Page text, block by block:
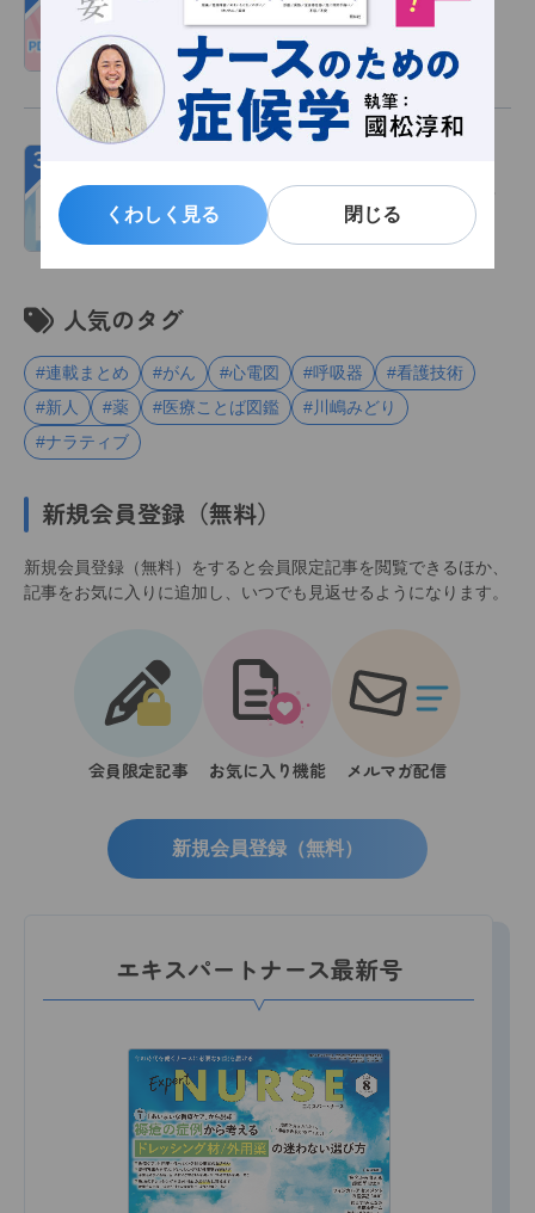
くわしく見る 閉じる
くわしく見る 閉じる
1冊まるごとプレゼント！
2026/07/30 会員限定 お知らせ
３
和の『派出看護婦心得』が伝える赤痢の感
染対策、患者との向き合い方
人気のタグ
#連載まとめ #がん #心電図 #呼吸器
#看護技術
#新人
#薬 #医療ことば図鑑
#川嶋みどり
#ナラティブ
新規会員登録（無料）
新規会員登録（無料）をすると会員限定記事を閲覧できるほか、
記事をお気に入りに追加し、いつでも見返せるようになります。
会員限定記事 お気に入り機能 メルマガ配信
新規会員登録（無料）
エキスパートナース最新号